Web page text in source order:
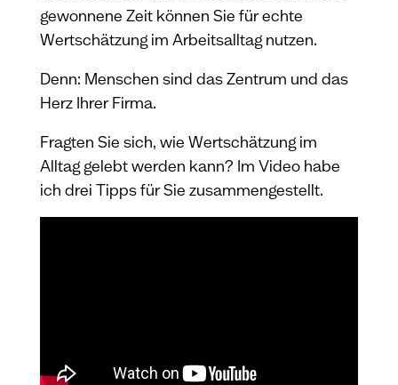
gewonnene Zeit können Sie für echte
Wertschätzung im Arbeitsalltag nutzen.
Denn: Menschen sind das Zentrum und das
Herz Ihrer Firma.
Fragten Sie sich, wie Wertschätzung im
Alltag gelebt werden kann? Im Video habe
ich drei Tipps für Sie zusammengestellt.